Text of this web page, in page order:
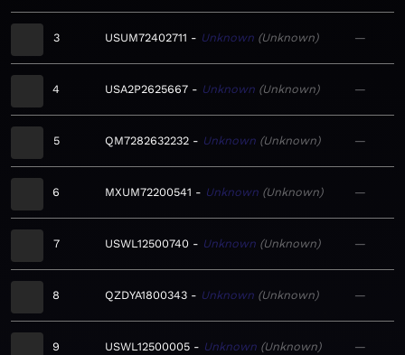
3 USUM72402711 Unknown Unknown —
4 USA2P2625667 Unknown Unknown —
5 QM7282632232 Unknown Unknown —
6 MXUM72200541 Unknown Unknown —
7 USWL12500740 Unknown Unknown —
8 QZDYA1800343 Unknown Unknown —
9 USWL12500005 Unknown Unknown —